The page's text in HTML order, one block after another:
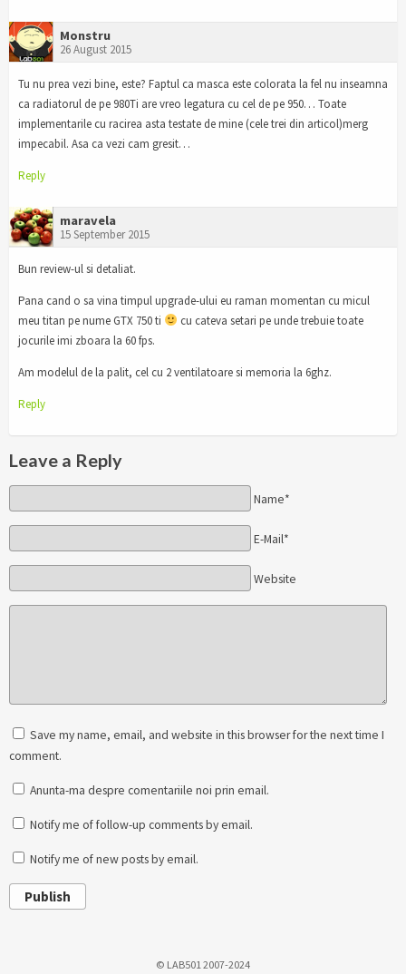
Monstru
26 August 2015
Tu nu prea vezi bine, este? Faptul ca masca este colorata la fel nu inseamna
ca radiatorul de pe 980Ti are vreo legatura cu cel de pe 950… Toate
implementarile cu racirea asta testate de mine (cele trei din articol)merg
impecabil. Asa ca vezi cam gresit…
Reply
maravela
15 September 2015
Bun review-ul si detaliat.
Pana cand o sa vina timpul upgrade-ului eu raman momentan cu micul
meu titan pe nume GTX 750 ti
cu cateva setari pe unde trebuie toate
jocurile imi zboara la 60 fps.
Am modelul de la palit, cel cu 2 ventilatoare si memoria la 6ghz.
Reply
Leave a Reply
Name*
E-Mail*
Website
Save my name, email, and website in this browser for the next time I
comment.
Anunta-ma despre comentariile noi prin email.
Notify me of follow-up comments by email.
Notify me of new posts by email.
Publish
© LAB501 2007-2024